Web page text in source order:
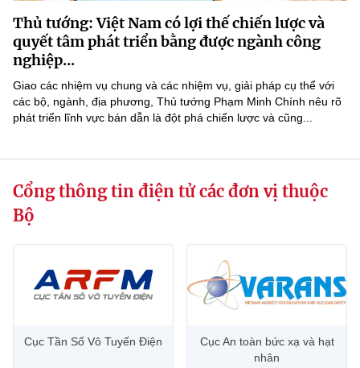
Thủ tướng: Việt Nam có lợi thế chiến lược và
quyết tâm phát triển bằng được ngành công
nghiệp...
Giao các nhiệm vụ chung và các nhiệm vụ, giải pháp cụ thể với
các bộ, ngành, địa phương, Thủ tướng Phạm Minh Chính nêu rõ
phát triển lĩnh vực bán dẫn là đột phá chiến lược và cũng...
Cổng thông tin điện tử các đơn vị thuộc
Bộ
Cục Tần Số Vô Tuyến Điện
Cục An toàn bức xạ và hạt
nhân